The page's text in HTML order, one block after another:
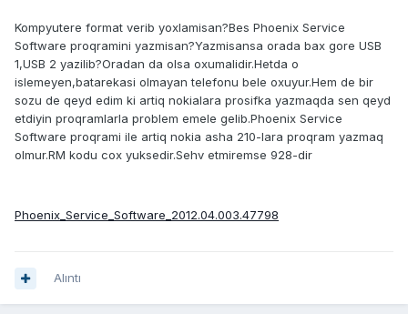
Kompyutere format verib yoxlamisan?Bes Phoenix Service
Software proqramini yazmisan?Yazmisansa orada bax gore USB
1,USB 2 yazilib?Oradan da olsa oxumalidir.Hetda o
islemeyen,batarekasi olmayan telefonu bele oxuyur.Hem de bir
sozu de qeyd edim ki artiq nokialara prosifka yazmaqda sen qeyd
etdiyin proqramlarla problem emele gelib.Phoenix Service
Software proqrami ile artiq nokia asha 210-lara proqram yazmaq
olmur.RM kodu cox yuksedir.Sehv etmiremse 928-dir
Phoenix_Service_Software_2012.04.003.47798
Alıntı